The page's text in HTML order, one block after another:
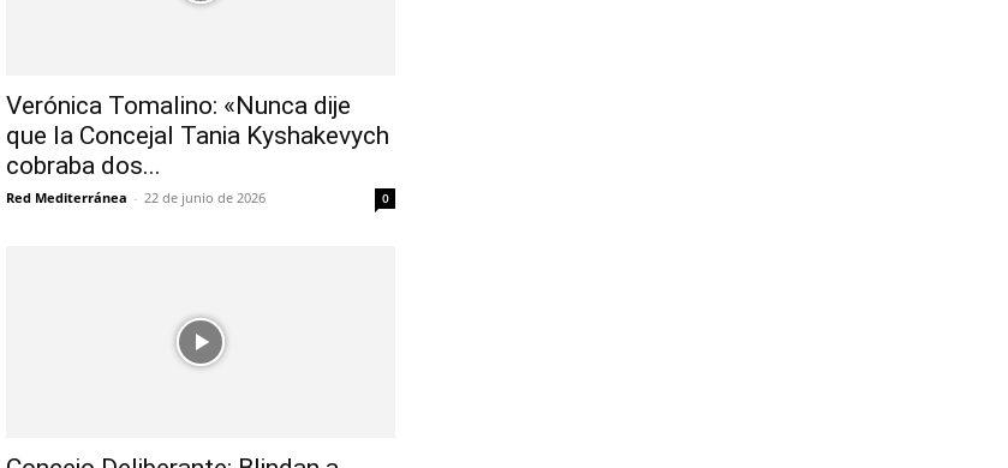
Verónica Tomalino: «Nunca dije
que la Concejal Tania Kyshakevych
cobraba dos...
Red Mediterránea - 22 de junio de 2026 0